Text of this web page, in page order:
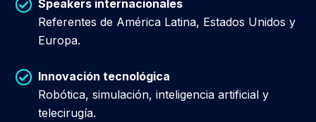
Speakers internacionales
Referentes de América Latina, Estados Unidos y
Europa.
Innovación tecnológica
Robótica, simulación, inteligencia artificial y
telecirugía.